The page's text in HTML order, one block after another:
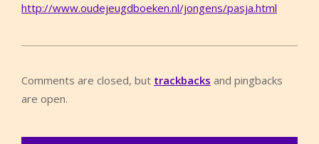
http://www.oudejeugdboeken.nl/jongens/pasja.html
Comments are closed, but trackbacks and pingbacks
are open.